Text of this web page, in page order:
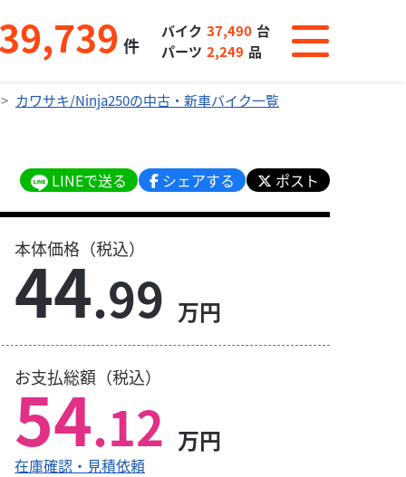
39,739 件
バイク 37,490 台
パーツ 2,249 品
カワサキ/Ninja250の中古・新車バイク一覧
LINEで送る シェアする ポスト
本体価格（税込）
44.99 万円
お支払総額（税込）
54.12 万円
在庫確認・見積依頼